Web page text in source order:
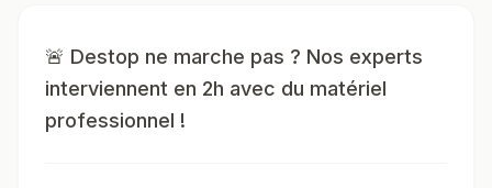
🚨 Destop ne marche pas ? Nos experts
interviennent en 2h avec du matériel
professionnel !